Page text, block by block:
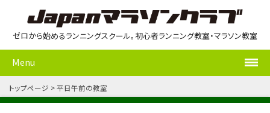
ゼロから始めるランニングスクール。初心者ランニング教室・マラソン教室
Menu
トップページ 平日午前の教室